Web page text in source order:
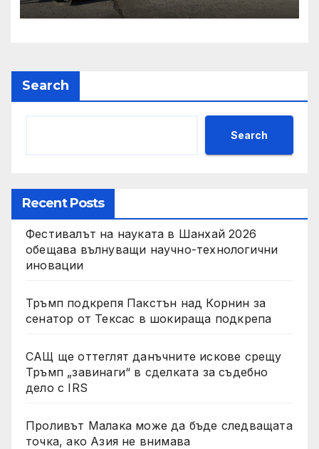
състояние, ръст на
приходите и напредък в
социални проекти
Search
Search
Recent Posts
Фестивалът на науката в Шанхай 2026
обещава вълнуващи научно-технологични
иновации
Тръмп подкрепя Пакстън над Корнин за
сенатор от Тексас в шокираща подкрепа
САЩ ще оттеглят данъчните искове срещу
Тръмп „завинаги“ в сделката за съдебно
дело с IRS
Проливът Малака може да бъде следващата
точка, ако Азия не внимава